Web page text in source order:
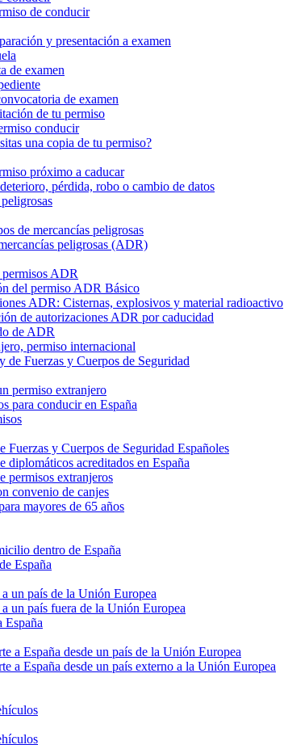
de conducir
y presentación a examen
de examen
de examen
de tu permiso
conducir
una copia de tu permiso?
próximo a caducar
pérdida, robo o cambio de datos
de mercancías peligrosas
peligrosas (ADR)
ADR
del permiso ADR Básico
ADR: Cisternas, explosivos y material radioactivo
de autorizaciones ADR por caducidad
de ADR
permiso internacional
de Fuerzas y Cuerpos de Seguridad
permiso extranjero
para conducir en España
Fuerzas y Cuerpos de Seguridad Españoles
diplomáticos acreditados en España
permisos extranjeros
convenio de canjes
mayores de 65 años
dentro de España
España
un país de la Unión Europea
un país fuera de la Unión Europea
España
a España desde un país de la Unión Europea
a España desde un país externo a la Unión Europea